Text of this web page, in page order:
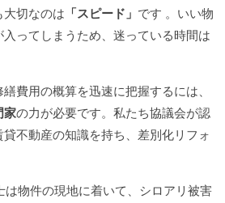
大切なのは 「スピード」 です 。いい物
ってしまうため、迷っている時間は
費用の概算を迅速に把握するには、
家の力が必要です。私たち協議会が認
貸不動産の知識を持ち、差別化リフォ
は物件の現地に着いて、シロアリ被害